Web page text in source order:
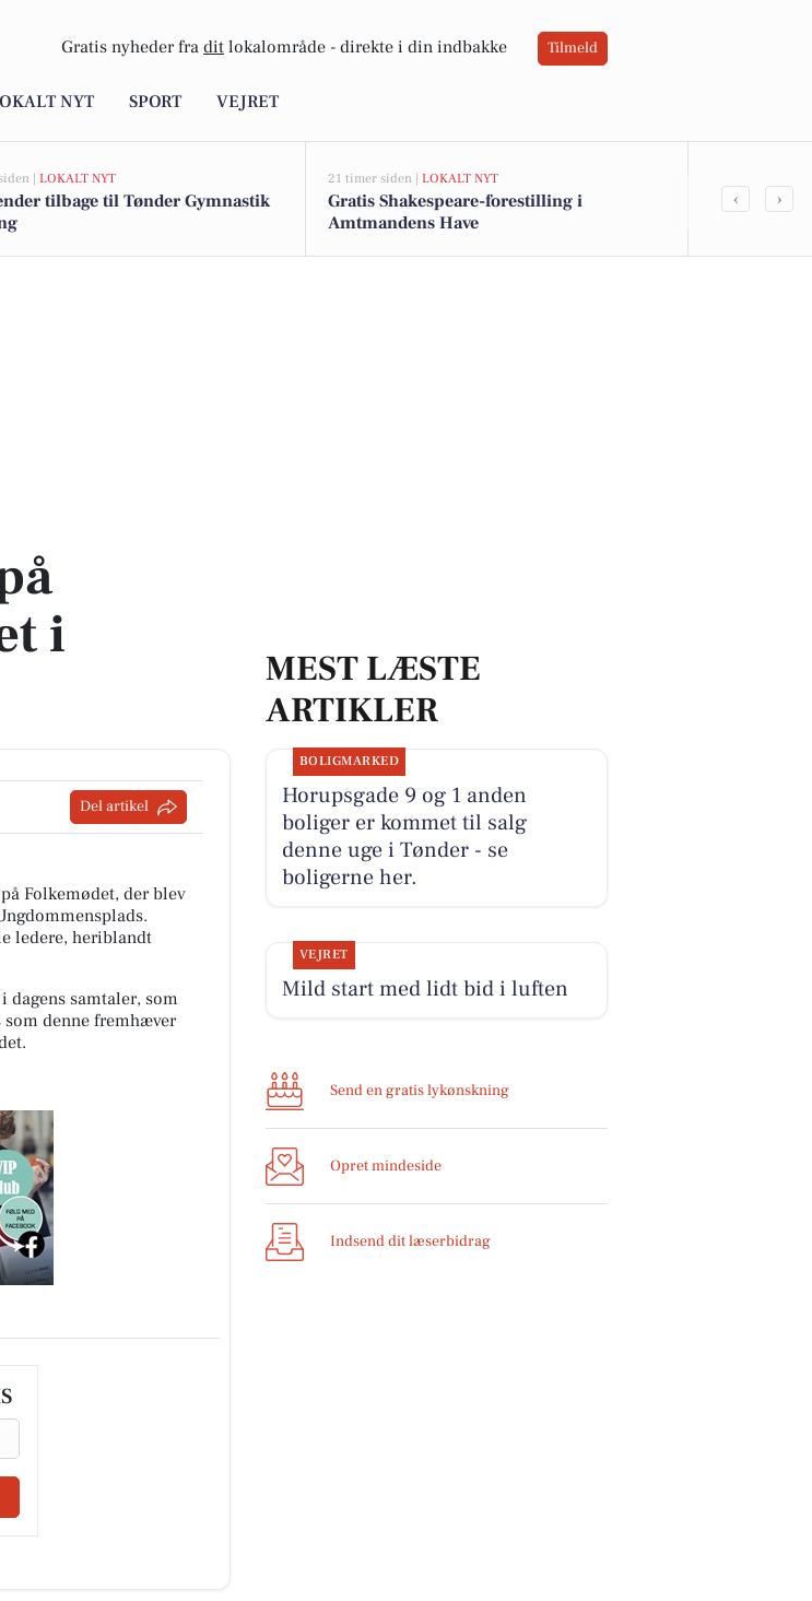
Gratis nyheder fra dit lokalområde - direkte i din indbakke Tilmeld
NYT SPORT VEJRET
| LOKALT NYT
tilbage til Tønder Gymnastik
21 timer siden | LOKALT NYT
Gratis Shakespeare-forestilling i
Amtmandens Have
‹ ›
i
Del artikel
Folkemødet, der blev
ledere, heriblandt
dagens samtaler, som
denne fremhæver
MEST LÆSTE
ARTIKLER
BOLIGMARKED
Horupsgade 9 og 1 anden
boliger er kommet til salg
denne uge i Tønder - se
boligerne her.
VEJRET
Mild start med lidt bid i luften
Send en gratis lykønskning
Opret mindeside
Indsend dit læserbidrag